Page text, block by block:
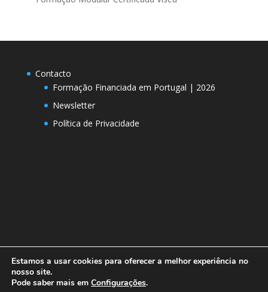
Contacto
Formação Financiada em Portugal | 2026
Newsletter
Política de Privacidade
Estamos a usar cookies para oferecer a melhor experiência no
nosso site.
Pode saber mais em Configurações.